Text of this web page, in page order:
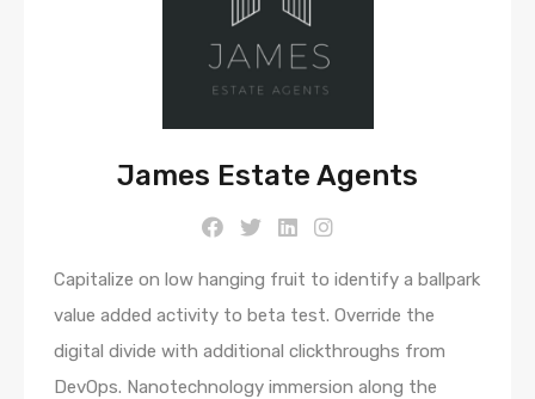
James Estate Agents
Capitalize on low hanging fruit to identify a ballpark
value added activity to beta test. Override the
digital divide with additional clickthroughs from
DevOps. Nanotechnology immersion along the